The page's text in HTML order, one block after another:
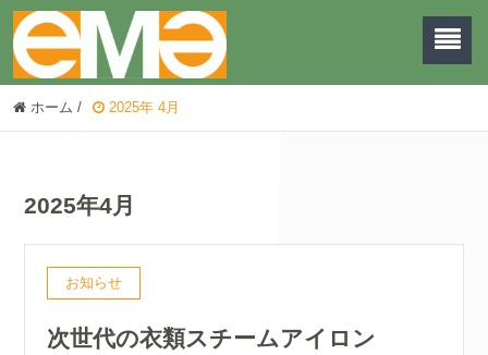
ホーム / 2025年 4月
2025年4月
お知らせ
次世代の衣類スチームアイロン